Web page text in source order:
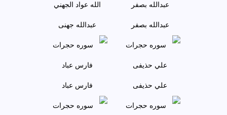
عبدالله بصفر عبدالله جهنی
علي حذيفی فارس عباد